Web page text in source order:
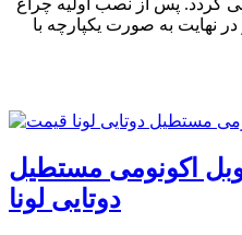
گردد. پس از نصب اولیه چراغ
نهایت به صورت یکپارچه با
اکونومی مستطیل
دوتایی لونا